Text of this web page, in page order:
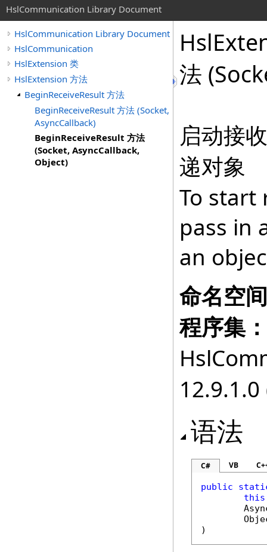
HslCommunication Library Document
HslCommunication Library Document
HslCommunication
HslExtension 类
HslExtension 方法
BeginReceiveResult 方法
BeginReceiveResult 方法 (Socket,
AsyncCallback)
BeginReceiveResult 方法
(Socket, AsyncCallback,
Object)
法
启动接
递对象
To start
pass in
an
命名空
程序集：
语法
C# VB
public
this
)